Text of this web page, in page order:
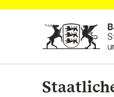
Zum Hauptinhalt